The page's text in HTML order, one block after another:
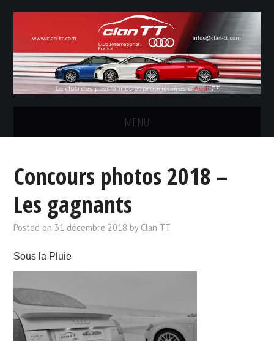
MENU
LES SORTIES
CONCOURS PHOTOS
NEWSLETTER
Concours photos 2018 –
Les gagnants
Posted on 31 décembre 2018 by Clan TT
Sous la Pluie